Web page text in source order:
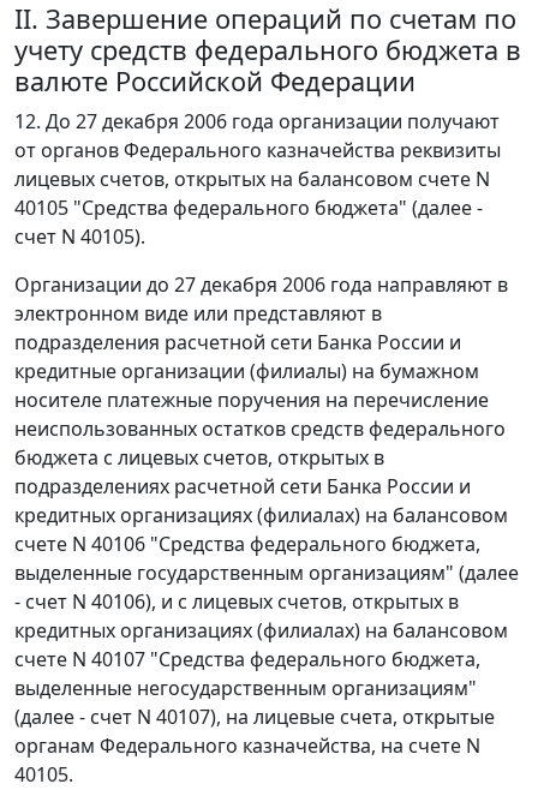
II. Завершение операций по счетам по
учету средств федерального бюджета в
валюте Российской Федерации
12. До 27 декабря 2006 года организации получают
от органов Федерального казначейства реквизиты
лицевых счетов, открытых на балансовом счете N
40105 "Средства федерального бюджета" (далее -
счет N 40105).
Организации до 27 декабря 2006 года направляют в
электронном виде или представляют в
подразделения расчетной сети Банка России и
кредитные организации (филиалы) на бумажном
носителе платежные поручения на перечисление
неиспользованных остатков средств федерального
бюджета с лицевых счетов, открытых в
подразделениях расчетной сети Банка России и
кредитных организациях (филиалах) на балансовом
счете N 40106 "Средства федерального бюджета,
выделенные государственным организациям" (далее
- счет N 40106), и с лицевых счетов, открытых в
кредитных организациях (филиалах) на балансовом
счете N 40107 "Средства федерального бюджета,
выделенные негосударственным организациям"
(далее - счет N 40107), на лицевые счета, открытые
органам Федерального казначейства, на счете N
40105.